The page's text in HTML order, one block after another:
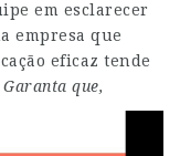
em esclarecer
empresa que
eficaz tende
Garanta que,